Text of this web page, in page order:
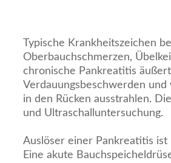
Typische Krankheitszeichen
Oberbauchschmerzen,
chronische Pankreatitis
Verdauungsbeschwerden
in den Rücken ausstrahlen.
und Ultraschalluntersuchung.
Auslöser einer Pankreatitis ist
Eine akute